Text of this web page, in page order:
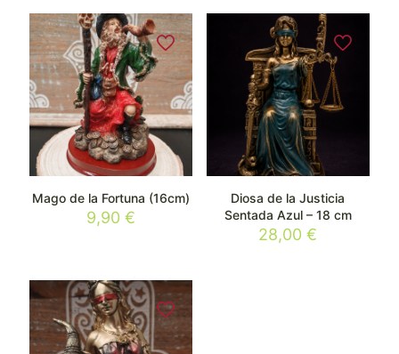
Mago de la Fortuna (16cm)
9,90€
Diosa de la Justicia
Sentada Azul – 18 cm
28,00€